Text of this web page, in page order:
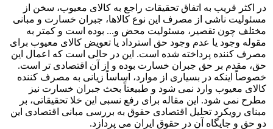
در اکثر قریب به اتفاق تحقیقات راجع به کالای معیوب، سخن از
مسئولیت ناشی از مصرف این نوع کالاها، جبران خسارت و مبانی
مختلف چون تقصیر، مسئولیت محض و... بوده است و کمتر به
مقوله وجود یا عدم وجود حق استرداد یا تعویض کالای معیوب برای
مصرف کننده پرداخته شده است. این در حالی است که اعمال این
حق، مقدم بر حق جبران خسارت بوده و از آن اقتصادی تر است.
خصوصاً اینکه در بسیاری از موارد، اساساً زیانی به مصرف کننده
کالای معیوب وارد نمی شود و طبیعتاً بحث جبران خسارت نیز
مطرح نمی شود. این مقاله برای رفع نسبی این خلا تحقیقاتی، بر
مبنای رویکرد تحلیل اقتصادی حقوق به بررسی مبانی اقتصادی این
دو حق و جایگاه آن در حقوق ایران می پردازد.